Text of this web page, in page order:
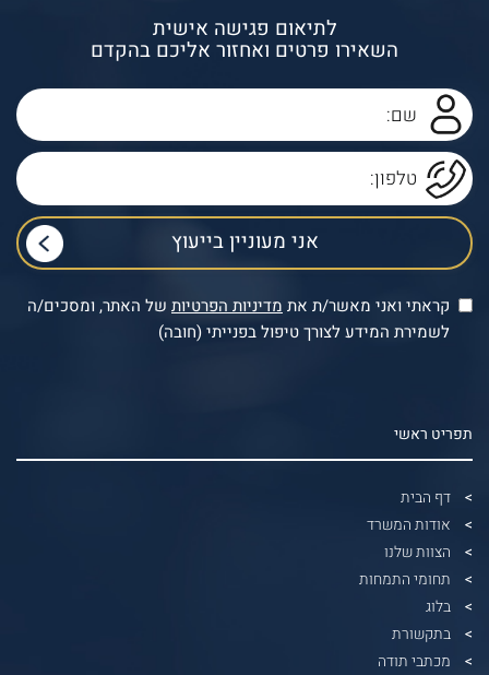
לתיאום פגישה אישית
השאירו פרטים ואחזור אליכם בהקדם
קראתי ואני מאשר/ת את מדיניות הפרטיות של האתר, ומסכים/ה
לשמירת המידע לצורך טיפול בפנייתי (חובה)
תפריט ראשי
דף הבית
אודות המשרד
הצוות שלנו
תחומי התמחות
בלוג
בתקשורת
מכתבי תודה